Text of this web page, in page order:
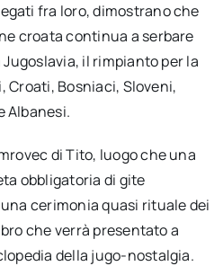
fra loro, dimostrano che
croata continua a serbare
il rimpianto per la
Croati, Bosniaci, Sloveni,
Albanesi.
di Tito, luogo che una
obbligatoria di gite
cerimonia quasi rituale dei
che verrà presentato a
della jugo-nostalgia.